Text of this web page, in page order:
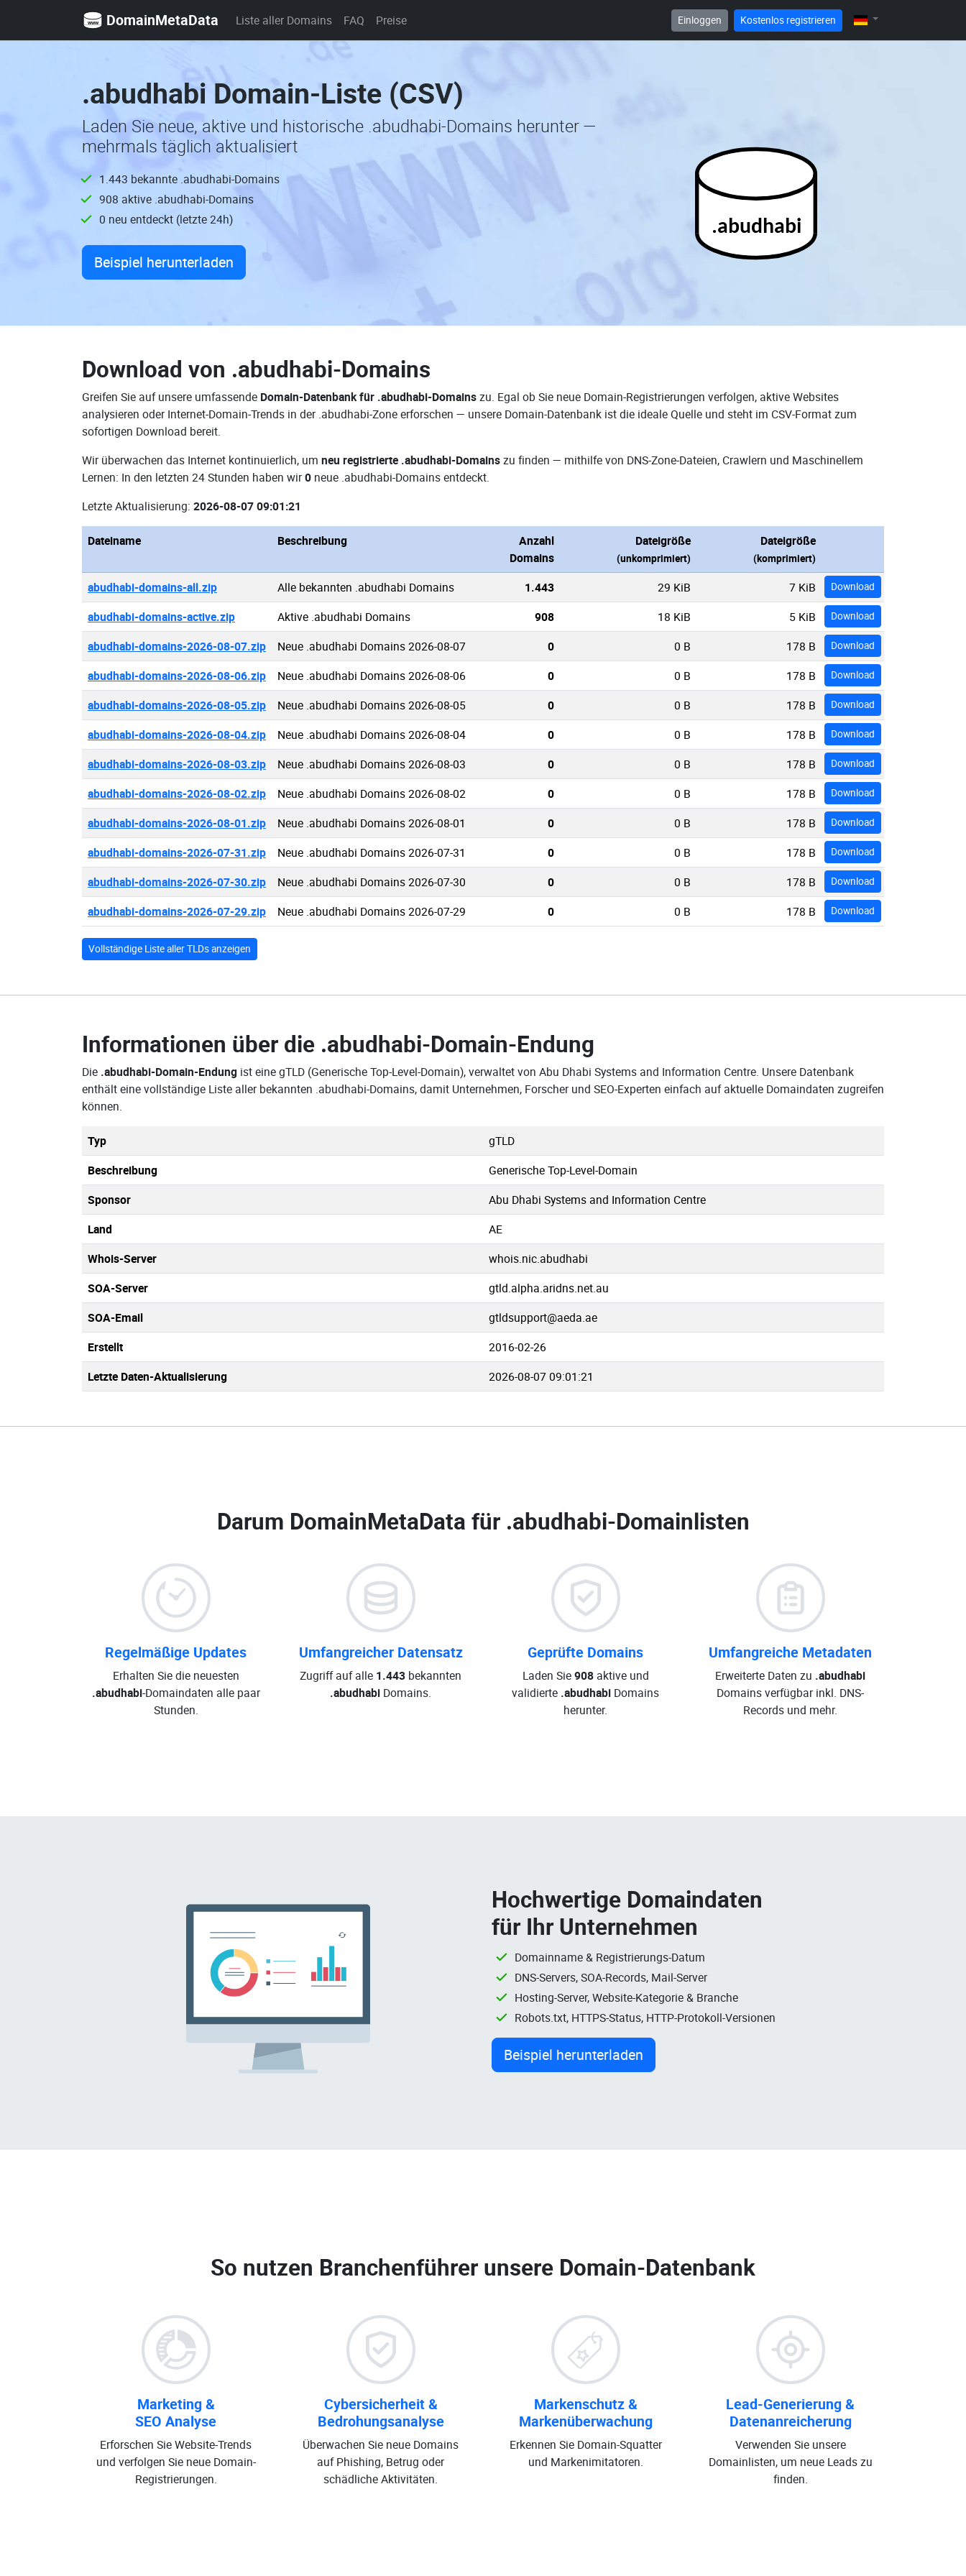
DomainMetaData Liste aller Domains FAQ Preise Einloggen Kostenlos registrieren
.abudhabi Domain-Liste (CSV)
Laden Sie neue, aktive und historische .abudhabi-Domains herunter —
mehrmals täglich aktualisiert
1.443 bekannte .abudhabi-Domains
908 aktive .abudhabi-Domains
0 neu entdeckt (letzte 24h)
Beispiel herunterladen
.abudhabi
Download von .abudhabi-Domains
Greifen Sie auf unsere umfassende Domain-Datenbank für .abudhabi-Domainszu. Egal ob Sie neue Domain-Registrierungen verfolgen, aktive Websites
analysieren oder Internet-Domain-Trends in der .abudhabi-Zone erforschen — unsere Domain-Datenbank ist die ideale Quelle und steht im CSV-Format zum
sofortigen Download bereit.
Wir überwachen das Internet kontinuierlich, um neu registrierte .abudhabi-Domainszu finden — mithilfe von DNS-Zone-Dateien, Crawlern und Maschinellem
Lernen: In den letzten 24 Stunden haben wir0 neue .abudhabi-Domains entdeckt.
Letzte Aktualisierung: 2026-08-07 09:01:21
Dateiname Beschreibung
Anzahl
Domains
Dateigröße
(unkomprimiert)
Dateigröße
(komprimiert)
abudhabi-domains-all.zip Alle bekannten .abudhabi Domains 1.443 29 KiB 7 KiB Download
abudhabi-domains-active.zip Aktive .abudhabi Domains 908 18 KiB 5 KiB Download
abudhabi-domains-2026-08-07.zip Neue .abudhabi Domains 2026-08-07 0 0 B 178 B Download
abudhabi-domains-2026-08-06.zip Neue .abudhabi Domains 2026-08-06 0 0 B 178 B Download
abudhabi-domains-2026-08-05.zip Neue .abudhabi Domains 2026-08-05 0 0 B 178 B Download
abudhabi-domains-2026-08-04.zip Neue .abudhabi Domains 2026-08-04 0 0 B 178 B Download
abudhabi-domains-2026-08-03.zip Neue .abudhabi Domains 2026-08-03 0 0 B 178 B Download
abudhabi-domains-2026-08-02.zip Neue .abudhabi Domains 2026-08-02 0 0 B 178 B Download
abudhabi-domains-2026-08-01.zip Neue .abudhabi Domains 2026-08-01 0 0 B 178 B Download
abudhabi-domains-2026-07-31.zip Neue .abudhabi Domains 2026-07-31 0 0 B 178 B Download
abudhabi-domains-2026-07-30.zip Neue .abudhabi Domains 2026-07-30 0 0 B 178 B Download
abudhabi-domains-2026-07-29.zip Neue .abudhabi Domains 2026-07-29 0 0 B 178 B Download
Vollständige Liste aller TLDs anzeigen
Informationen über die .abudhabi-Domain-Endung
Die .abudhabi-Domain-Endung ist eine gTLD (Generische Top-Level-Domain), verwaltet von Abu Dhabi Systems and Information Centre. Unsere Datenbank
enthält eine vollständige Liste aller bekannten .abudhabi-Domains, damit Unternehmen, Forscher und SEO-Experten einfach auf aktuelle Domaindaten zugreifen
können.
Typ
gTLD
Beschreibung
Generische Top-Level-Domain
Sponsor
Abu Dhabi Systems and Information Centre
Land
AE
Whois-Server
whois.nic.abudhabi
SOA-Server
gtld.alpha.aridns.net.au
SOA-Email
gtldsupport@aeda.ae
Erstellt
2016-02-26
Letzte Daten-Aktualisierung
2026-08-07 09:01:21
Darum DomainMetaData für .abudhabi-Domainlisten
Regelmäßige Updates
Erhalten Sie die neuesten
.abudhabi-Domaindaten alle paar
Stunden.
Umfangreicher Datensatz
Zugriff auf alle 1.443 bekannten
.abudhabi Domains.
Geprüfte Domains
Laden Sie908aktive und
validierte .abudhabi Domains
herunter.
Umfangreiche Metadaten
Erweiterte Daten zu .abudhabi
Domains verfügbar inkl. DNS-
Records und mehr.
Hochwertige Domaindaten
für Ihr Unternehmen
Domainname & Registrierungs-Datum
DNS-Servers, SOA-Records, Mail-Server
Hosting-Server, Website-Kategorie & Branche
Robots.txt, HTTPS-Status, HTTP-Protokoll-Versionen
Beispiel herunterladen
So nutzen Branchenführer unsere Domain-Datenbank
Marketing &
SEO Analyse
Erforschen Sie Website-Trends
und verfolgen Sie neue Domain-
Registrierungen.
Cybersicherheit &
Bedrohungsanalyse
Überwachen Sie neue Domains
auf Phishing, Betrug oder
schädliche Aktivitäten.
Markenschutz &
Markenüberwachung
Erkennen Sie Domain-Squatter
und Markenimitatoren.
Lead-Generierung &
Datenanreicherung
Verwenden Sie unsere
Domainlisten, um neue Leads zu
finden.